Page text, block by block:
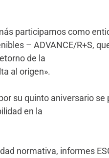
participamos como
– ADVANCE/R+S,
de la
al origen».
su quinto aniversario
en la
normativa, informes